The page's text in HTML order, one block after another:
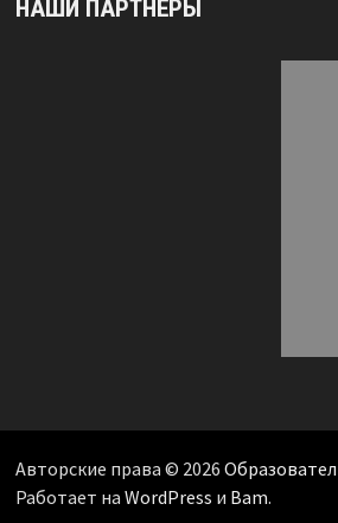
НАШИ ПАРТНЁРЫ
Авторские права © 2026
Работает на WordPress и Bam.